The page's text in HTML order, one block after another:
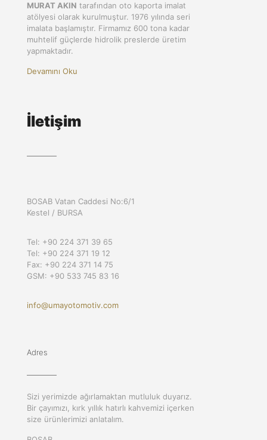
MURAT AKIN tarafından oto kaporta imalat
atölyesi olarak kurulmuştur. 1976 yılında seri
imalata başlamıştır. Firmamız 600 tona kadar
muhtelif güçlerde hidrolik preslerde üretim
yapmaktadır.
Devamını Oku
İletişim
BOSAB Vatan Caddesi No:6/1
Kestel / BURSA
Tel: +90 224 371 39 65
Tel: +90 224 371 19 12
Fax: +90 224 371 14 75
GSM: +90 533 745 83 16
info@umayotomotiv.com
Adres
Sizi yerimizde ağırlamaktan mutluluk duyarız.
Bir çayımızı, kırk yıllık hatırlı kahvemizi içerken
size ürünlerimizi anlatalım.